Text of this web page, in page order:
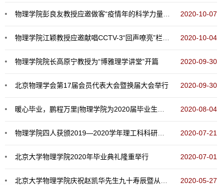
物理学院彭良友教授应邀做客“疫情年的科学力量”2020年度诺贝尔物理学奖揭晓直播 2020-10-07
物理学院江颖教授应邀献唱CCTV-3“回声嘹亮”栏目国庆特别节目 2020-10-04
物理学院院长高原宁教授为“博雅理学讲堂”开篇 2020-09-30
北京物理学会第17届会员代表大会暨换届大会举行 2020-09-30
暖心毕业，鹏程万里|物理学院为2020届毕业生办理毕业离校手续 2020-08-04
物理学院四人获颁2019—2020学年理工科科研财务助理业务培训荣誉证书 2020-07-21
北京大学物理学院2020年毕业典礼隆重举行 2020-07-01
北京大学物理学院庆祝赵凯华先生九十寿辰暨从教七十周年 2020-05-27